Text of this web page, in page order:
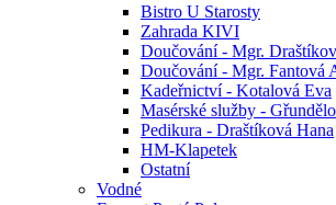
Bistro U Starosty
Zahrada KIVI
Doučování - Mgr.
Doučování - Mgr. Fantová
Kadeřnictví - Kotalová Eva
Masérské služby -
Pedikura - Draštíková Hana
HM-Klapetek
Ostatní
Vodné